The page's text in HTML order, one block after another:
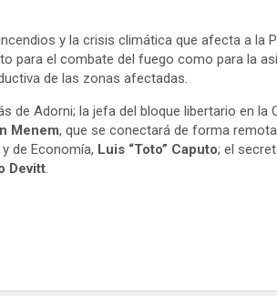
y la crisis climática que afecta a la
para el combate del fuego como para la
de las zonas afectadas.
de Adorni; la jefa del bloque libertario en la
Menem, que se conectará de forma
y de Economía, Luis “Toto” Caputo; el
Devitt.